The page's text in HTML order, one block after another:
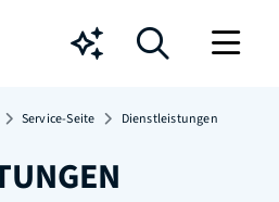
Chatbot
Service-Seite Dienstleistungen